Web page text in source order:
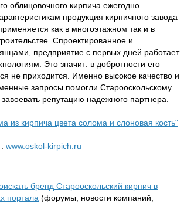
облицовочного кирпича ежегодно.
продукция кирпичного завода
как в многоэтажном так и в
Спроектированное и
предприятие с первых дней работает
Это значит: в добротности его
не приходится. Именно высокое качество и
запросы помогли Старооскольскому
репутацию надежного партнера.
из кирпича цвета солома и слоновая кость"
www.oskol-kirpich.ru
бренд Старооскольский кирпич в
портала (форумы, новости компаний,